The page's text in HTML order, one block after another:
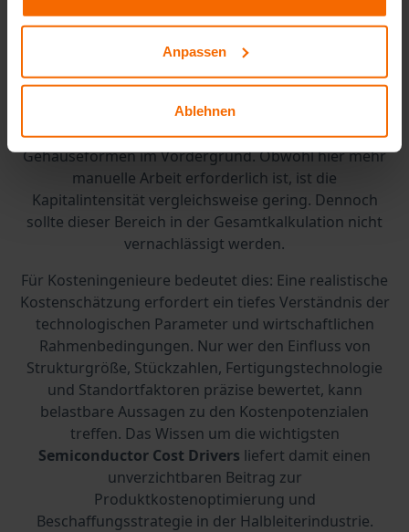
Anpassen
Ablehnen
Ausschussrate beeinflussen somit unmittelbar die
Stückkosten eines Dies.
ImBack-End-Bereich, der rund 20 % der
Herstellungskosten betrifft, stehen das Vereinzeln des
Wafers, das Verbinden mit Substraten und das
Gehäuseformen im Vordergrund. Obwohl hier mehr
manuelle Arbeit erforderlich ist, ist die
Kapitalintensität vergleichsweise gering. Dennoch
sollte dieser Bereich in der Gesamtkalkulation nicht
vernachlässigt werden.
Für Kosteningenieure bedeutet dies: Eine realistische
Kostenschätzung erfordert ein tiefes Verständnis der
technologischen Parameter und wirtschaftlichen
Rahmenbedingungen. Nur wer den Einfluss von
Strukturgröße, Stückzahlen, Fertigungstechnologie
und Standortfaktoren präzise bewertet, kann
belastbare Aussagen zu den Kostenpotenzialen
treffen. Das Wissen um die wichtigsten
Semiconductor Cost Drivers liefert damit einen
unverzichtbaren Beitrag zur
Produktkostenoptimierung und
Beschaffungsstrategie in der Halbleiterindustrie.